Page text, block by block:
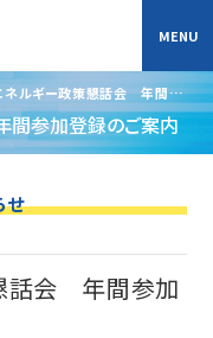
ネルギー政策懇話会 年間参
参加登録のご案内
せ
話会 年間参加